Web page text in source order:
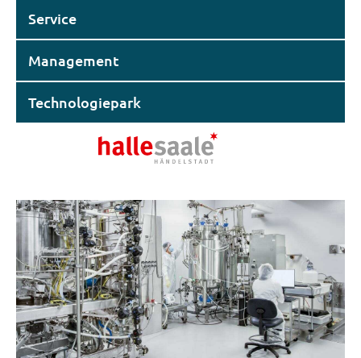
Service
Management
Technologiepark